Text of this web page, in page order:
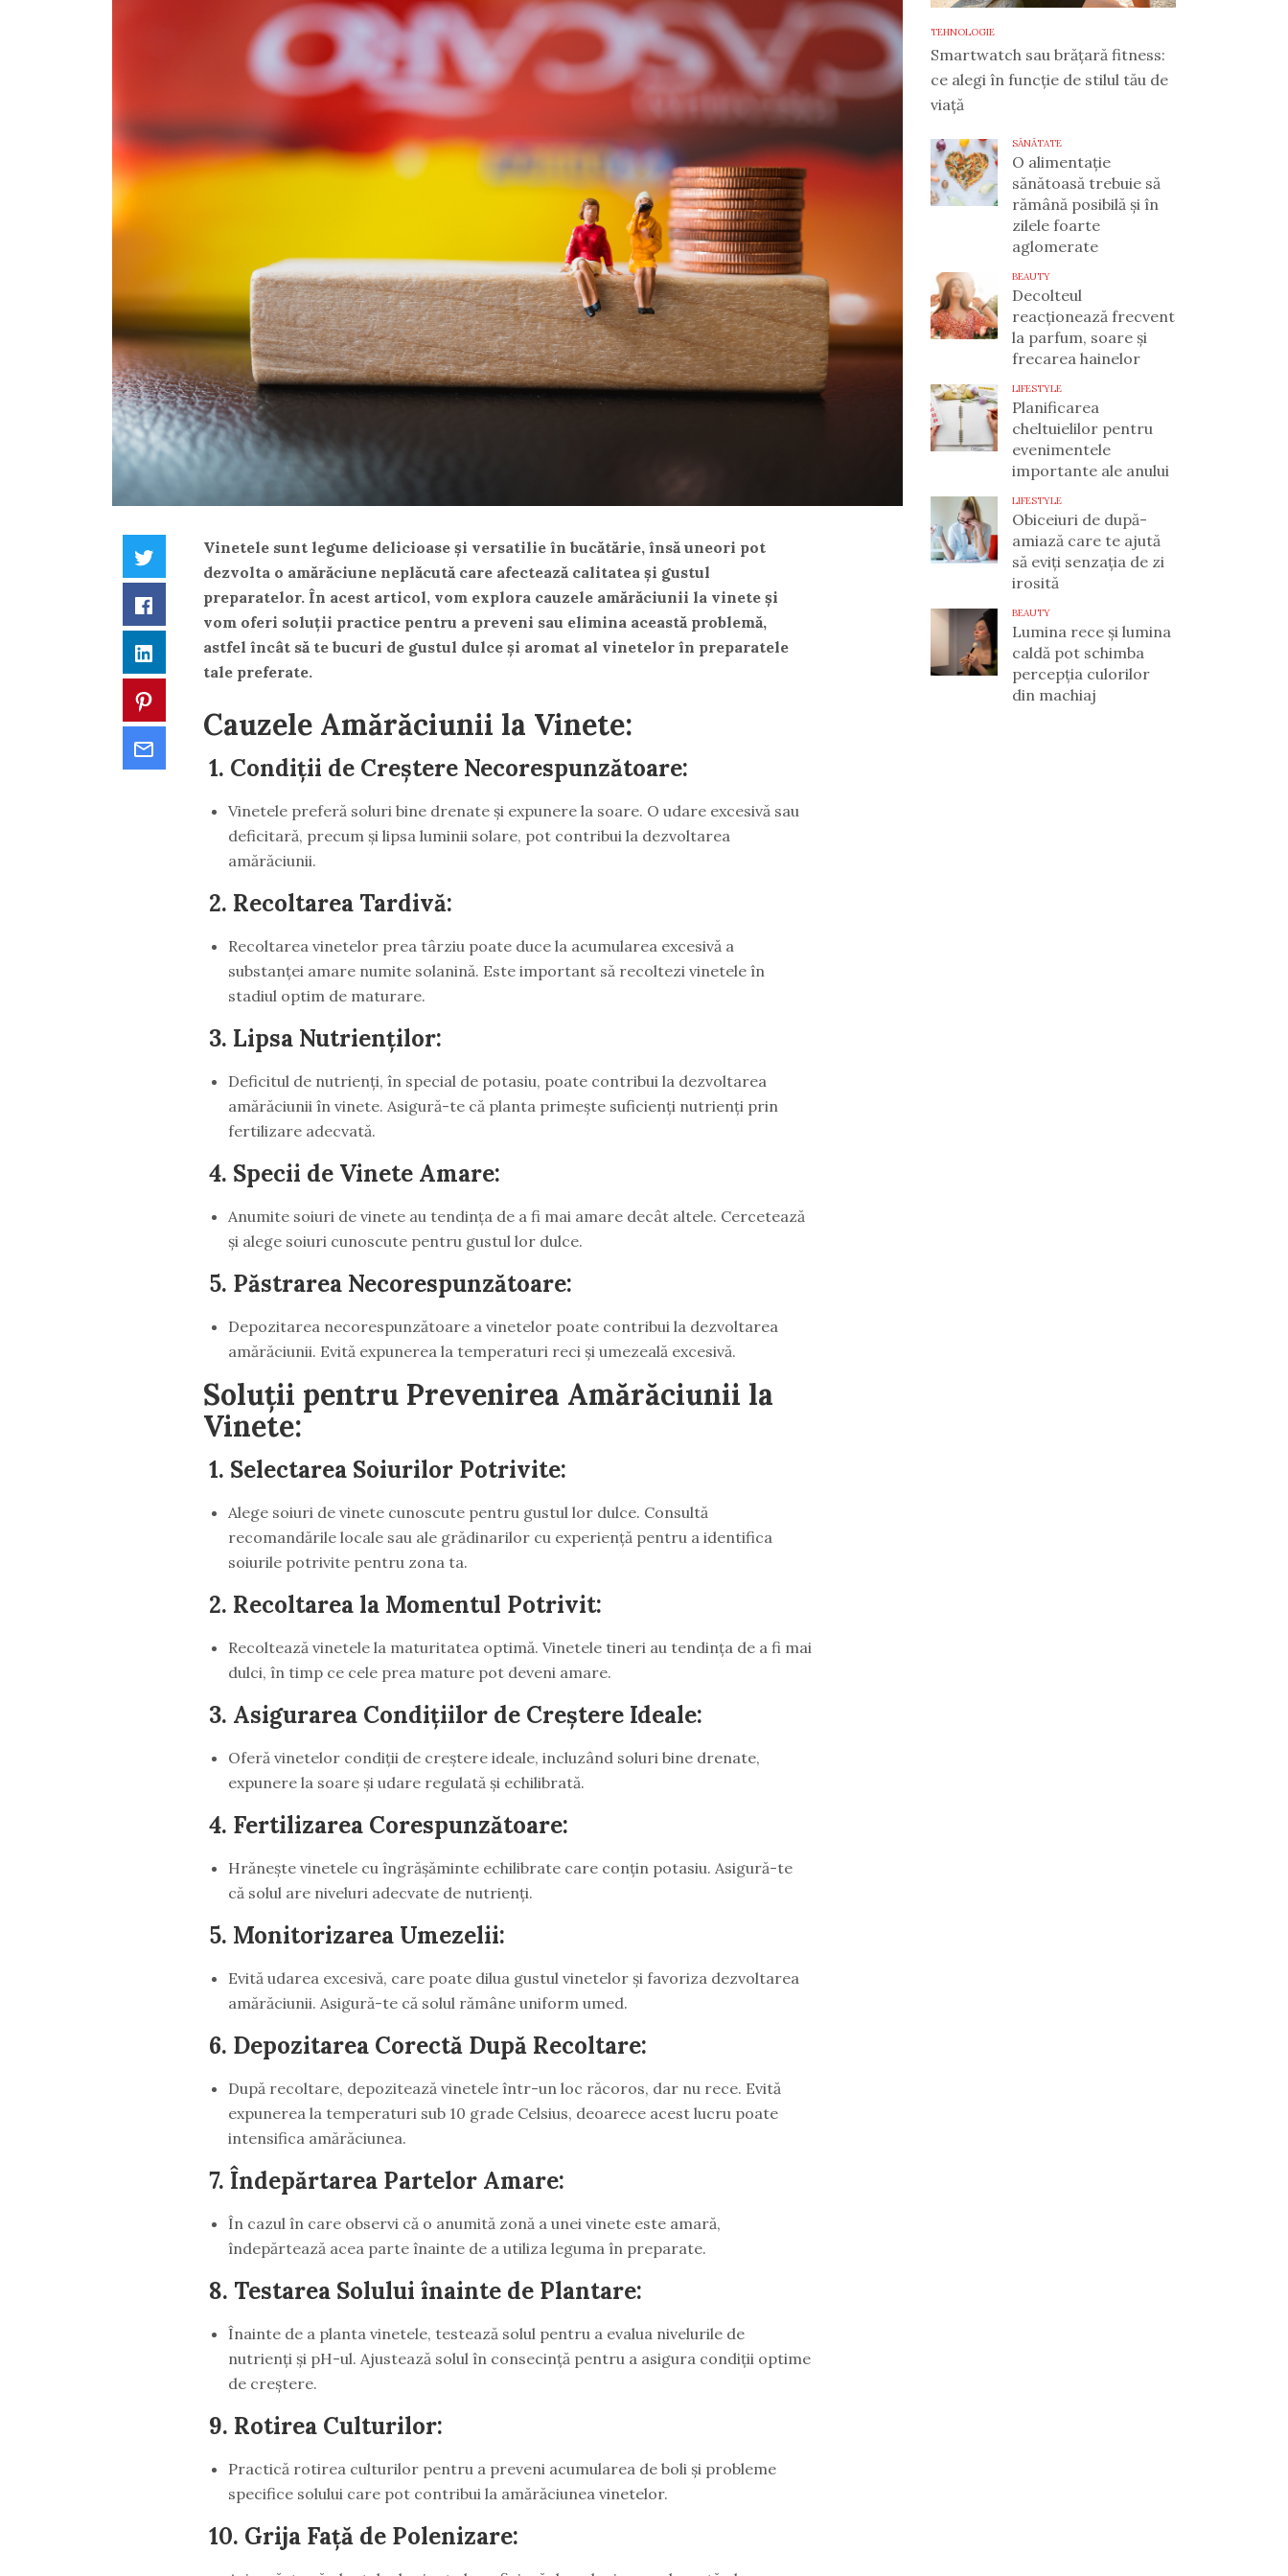
Twitter
Facebook
LinkedIn
Vinetele sunt legume delicioase și versatilie în bucătărie, însă uneori pot
dezvolta o amărăciune neplăcută care afectează calitatea și gustul
preparatelor. În acest articol, vom explora cauzele amărăciunii la vinete și
vom oferi soluții practice pentru a preveni sau elimina această problemă,
astfel încât să te bucuri de gustul dulce și aromat al vinetelor în preparatele
tale preferate.
Cauzele Amărăciunii la Vinete:
1. Condiții de Creștere Necorespunzătoare:
Vinetele preferă soluri bine drenate și expunere la soare. O udare excesivă sau
deficitară, precum și lipsa luminii solare, pot contribui la dezvoltarea
amărăciunii.
2. Recoltarea Tardivă:
Recoltarea vinetelor prea târziu poate duce la acumularea excesivă a
substanței amare numite solanină. Este important să recoltezi vinetele în
stadiul optim de maturare.
3. Lipsa Nutrienților:
Deficitul de nutrienți, în special de potasiu, poate contribui la dezvoltarea
amărăciunii în vinete. Asigură-te că planta primește suficienți nutrienți prin
fertilizare adecvată.
4. Specii de Vinete Amare:
Anumite soiuri de vinete au tendința de a fi mai amare decât altele. Cercetează
și alege soiuri cunoscute pentru gustul lor dulce.
5. Păstrarea Necorespunzătoare:
Depozitarea necorespunzătoare a vinetelor poate contribui la dezvoltarea
amărăciunii. Evită expunerea la temperaturi reci și umezeală excesivă.
Soluții pentru Prevenirea Amărăciunii la
Vinete:
1. Selectarea Soiurilor Potrivite:
Alege soiuri de vinete cunoscute pentru gustul lor dulce. Consultă
recomandările locale sau ale grădinarilor cu experiență pentru a identifica
soiurile potrivite pentru zona ta.
2. Recoltarea la Momentul Potrivit:
Recoltează vinetele la maturitatea optimă. Vinetele tineri au tendința de a fi mai
dulci, în timp ce cele prea mature pot deveni amare.
3. Asigurarea Condițiilor de Creștere Ideale:
Oferă vinetelor condiții de creștere ideale, incluzând soluri bine drenate,
expunere la soare și udare regulată și echilibrată.
4. Fertilizarea Corespunzătoare:
Hrănește vinetele cu îngrășăminte echilibrate care conțin potasiu. Asigură-te
că solul are niveluri adecvate de nutrienți.
5. Monitorizarea Umezelii:
Evită udarea excesivă, care poate dilua gustul vinetelor și favoriza dezvoltarea
amărăciunii. Asigură-te că solul rămâne uniform umed.
6. Depozitarea Corectă După Recoltare:
După recoltare, depozitează vinetele într-un loc răcoros, dar nu rece. Evită
expunerea la temperaturi sub 10 grade Celsius, deoarece acest lucru poate
intensifica amărăciunea.
7. Îndepărtarea Partelor Amare:
În cazul în care observi că o anumită zonă a unei vinete este amară,
îndepărtează acea parte înainte de a utiliza leguma în preparate.
8. Testarea Solului înainte de Plantare:
Înainte de a planta vinetele, testează solul pentru a evalua nivelurile de
nutrienți și pH-ul. Ajustează solul în consecință pentru a asigura condiții optime
de creștere.
9. Rotirea Culturilor:
Practică rotirea culturilor pentru a preveni acumularea de boli și probleme
specifice solului care pot contribui la amărăciunea vinetelor.
10. Grija Față de Polenizare:
TEHNOLOGIE
Smartwatch sau brățară fitness:
ce alegi în funcție de stilul tău de
viață
SĂNĂTATE
O alimentație
sănătoasă trebuie să
rămână posibilă și în
zilele foarte
aglomerate
BEAUTY
Decolteul
reacționează frecvent
la parfum, soare și
frecarea hainelor
LIFESTYLE
Planificarea
cheltuielilor pentru
evenimentele
importante ale anului
LIFESTYLE
Obiceiuri de după-
amiază care te ajută
să eviți senzația de zi
irosită
BEAUTY
Lumina rece și lumina
caldă pot schimba
percepția culorilor
din machiaj